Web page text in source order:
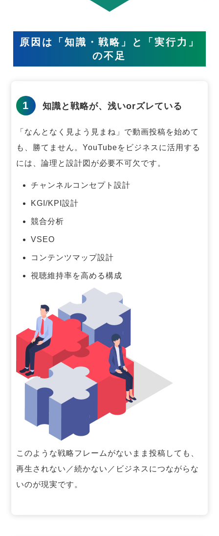
原因は「知識・戦略」と「実行力」
の不足
1 知識と戦略が、浅いorズレている
「なんとなく見よう見まね」で動画投稿を始めて
も、勝てません。 YouTubeをビジネスに活用する
には、論理と設計図が必要不可欠です。
チャンネルコンセプト設計
KGI/KPI設計
競合分析
VSEO
コンテンツマップ設計
視聴維持率を高める構成
このような戦略フレームがないまま投稿しても、
再生されない／続かない／ビジネスにつながらな
いのが現実です。